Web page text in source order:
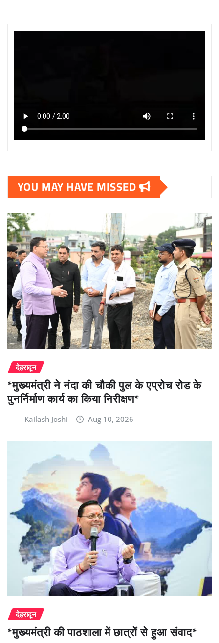
YOU MAY HAVE MISSED
देहरादून
*मुख्यमंत्री ने नंदा की चौकी पुल के एप्रोच रोड के
पुनर्निर्माण कार्य का किया निरीक्षण*
Kailash Joshi Aug 10, 2026
देहरादून
*मुख्यमंत्री की पाठशाला में छात्रों से हुआ संवाद*